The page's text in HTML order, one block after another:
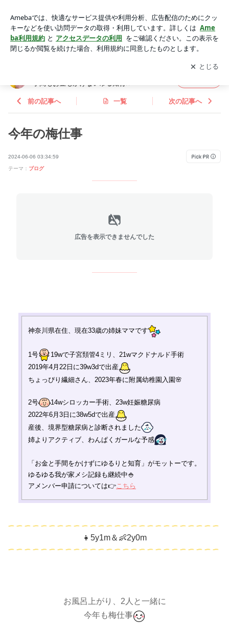
間もお金もかけないゆる知育⭐︎
アプリをダウンロードして ブログの更新通知
を受け取りまし
ょう。
開く
手間もお金もかけないゆる知育⭐︎
前の記事へ 一覧 次の記事へ
今年の梅仕事
2024-06-06 03:34:59
テーマ： ブログ
広告を表示できませんでした
神奈川県在住、現在33歳の姉妹ママです
1号 19wで子宮頚管4ミリ、 21wマクドナルド手術
2019年4月22日に39w3dで出産
ちょっぴり繊細さん、2023年春に附属幼稚園入園🌸
2号 14wシロッカー手術、 23w妊娠糖尿病
2022年6月3日に38w5dで出産
産後、境界型糖尿病と診断されました
姉よりアクティブ、わんぱくガールな予感
「お金と手間をかけずにゆるりと知育」がモットーです。
ゆるゆる我が家メシ記録も継続中🍚
アメンバー申請については👉こちら
​👧5y1m＆👶2y0m
お風呂上がり、2人と一緒に
今年も梅仕事